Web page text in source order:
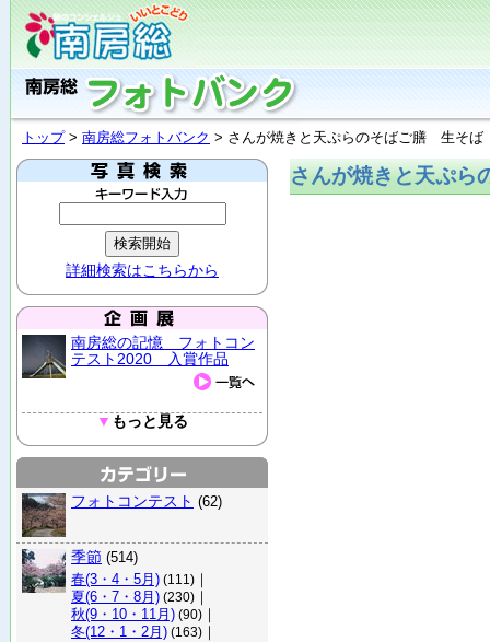
トップ> 南房総フォトバンク > さんが焼きと天ぷらのそばご膳 生そ
詳細検索はこちらから
南房総の記憶 フォトコン
テスト2020 入賞作品
▼ もっと見る
フォトコンテスト (62)
季節 (514)
春(3・4・5月) (111) ｜
夏(6・7・8月) (230) ｜
秋(9・10・11月) (90) ｜
冬(12・1・2月) (163) ｜
さんが焼きと天ぷ